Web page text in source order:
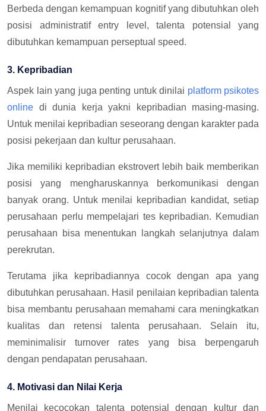
Berbeda dengan kemampuan kognitif yang dibutuhkan oleh
posisi administratif entry level, talenta potensial yang
dibutuhkan kemampuan perseptual speed.
3. Kepribadian
Aspek lain yang juga penting untuk dinilai platform psikotes
online di dunia kerja yakni kepribadian masing-masing.
Untuk menilai kepribadian seseorang dengan karakter pada
posisi pekerjaan dan kultur perusahaan.
Jika memiliki kepribadian ekstrovert lebih baik memberikan
posisi yang mengharuskannya berkomunikasi dengan
banyak orang. Untuk menilai kepribadian kandidat, setiap
perusahaan perlu mempelajari tes kepribadian. Kemudian
perusahaan bisa menentukan langkah selanjutnya dalam
perekrutan.
Terutama jika kepribadiannya cocok dengan apa yang
dibutuhkan perusahaan. Hasil penilaian kepribadian talenta
bisa membantu perusahaan memahami cara meningkatkan
kualitas dan retensi talenta perusahaan. Selain itu,
meminimalisir turnover rates yang bisa berpengaruh
dengan pendapatan perusahaan.
4. Motivasi dan Nilai Kerja
Menilai kecocokan talenta potensial dengan kultur dan